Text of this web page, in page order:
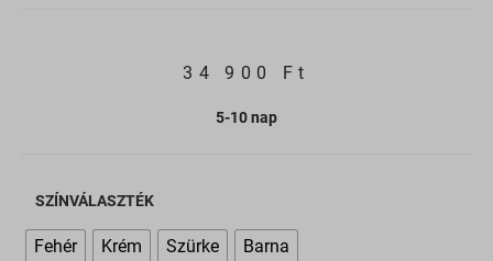
34 900 Ft
5-10 nap
SZÍNVÁLASZTÉK
Fehér Krém Szürke Barna